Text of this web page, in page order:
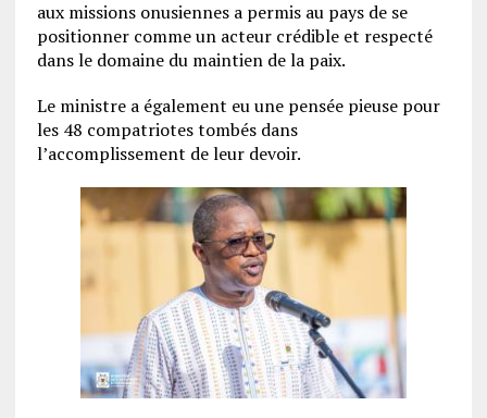
aux missions onusiennes a permis au pays de se
positionner comme un acteur crédible et respecté
dans le domaine du maintien de la paix.
Le ministre a également eu une pensée pieuse pour
les 48 compatriotes tombés dans
l’accomplissement de leur devoir.